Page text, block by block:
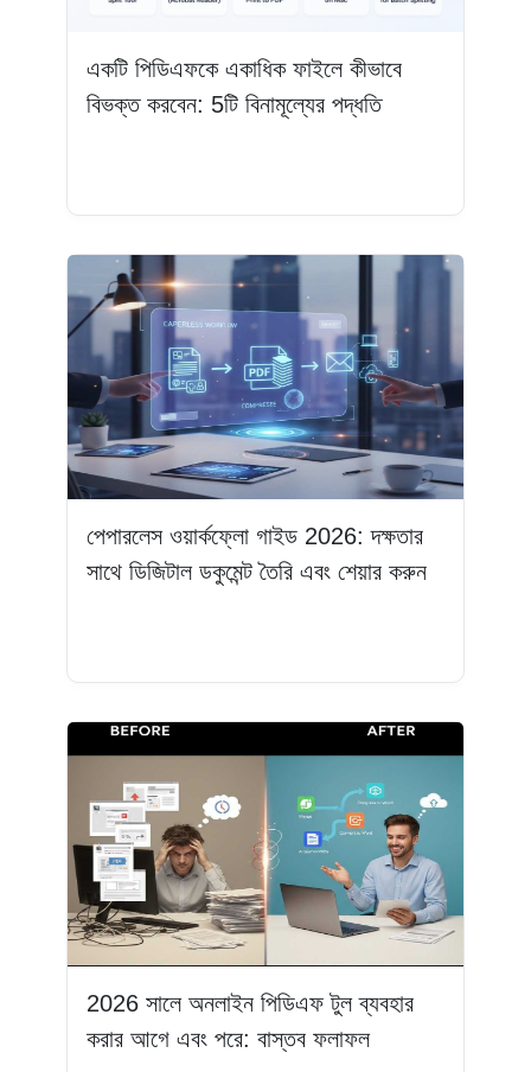
একটি পিডিএফকে একাধিক ফাইলে কীভাবে
বিভক্ত করবেন: 5টি বিনামূল্যের পদ্ধতি
পেপারলেস ওয়ার্কফ্লো গাইড 2026: দক্ষতার
সাথে ডিজিটাল ডকুমেন্ট তৈরি এবং শেয়ার করুন
2026 সালে অনলাইন পিডিএফ টুল ব্যবহার
করার আগে এবং পরে: বাস্তব ফলাফল